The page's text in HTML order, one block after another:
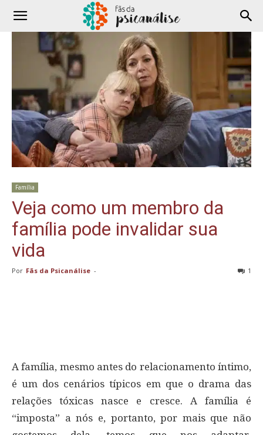
Família
Veja como um membro da
família pode invalidar sua
vida
Por Fãs da Psicanálise - 1
A família, mesmo antes do relacionamento íntimo,
é um dos cenários típicos em que o drama das
relações tóxicas nasce e cresce. A família é
“imposta” a nós e, portanto, por mais que não